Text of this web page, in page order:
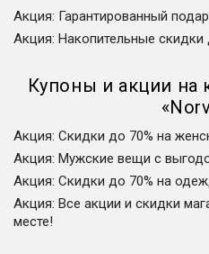
Акция: Гарантированный
Акция: Накопительные скидки
Купоны и акции на
«
Акция: Скидки до 70% на
Акция: Мужские вещи с
Акция: Скидки до 70% на
Акция: Все акции и скидки
месте!